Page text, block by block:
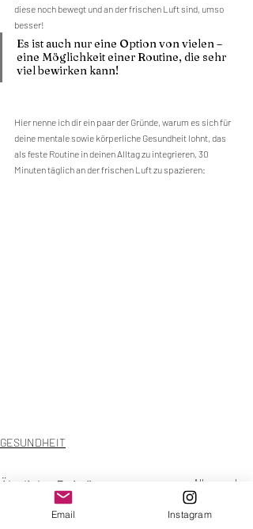
diese noch bewegt und an der frischen Luft sind, umso
besser!
Es ist auch nur eine Option von vielen –
eine Möglichkeit einer Routine, die sehr
viel bewirken kann!
Hier nenne ich dir ein paar der Gründe, warum es sich für
deine mentale sowie körperliche Gesundheit lohnt, das
als feste Routine in deinen Alltag zu integrieren, 30
Minuten täglich an der frischen Luft zu spazieren:
GESUNDHEIT
Ähnliche Beiträge Alle ansehen
Email Instagram